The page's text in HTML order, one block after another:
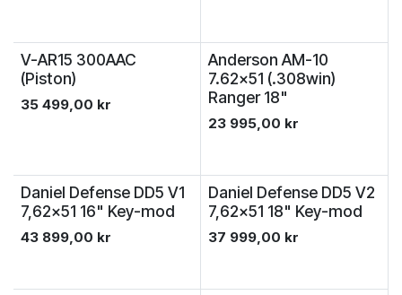
V-AR15 300AAC
(Piston)
35 499,00 kr
Anderson AM-10
7.62x51 (.308win)
Ranger 18"
23 995,00 kr
Daniel Defense DD5 V1
7,62x51 16" Key-mod
43 899,00 kr
Daniel Defense DD5 V2
7,62x51 18" Key-mod
37 999,00 kr